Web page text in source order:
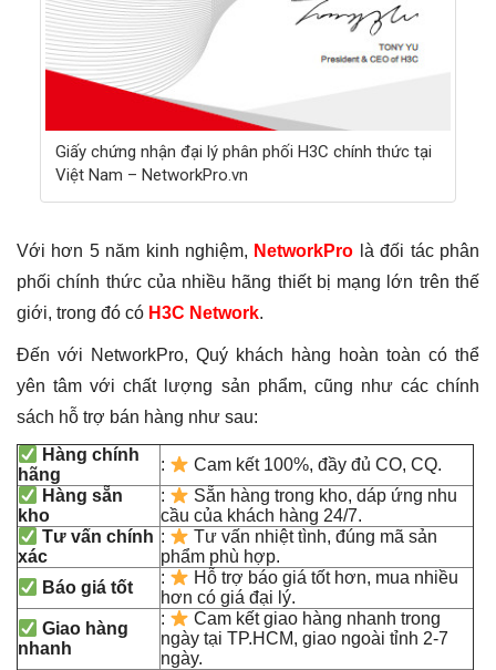
Giấy chứng nhận đại lý phân phối H3C chính thức tại
Việt Nam – NetworkPro.vn
Với hơn 5 năm kinh nghiệm, NetworkPro là đối tác phân
phối chính thức của nhiều hãng thiết bị mạng lớn trên thế
giới, trong đó có H3C Network.
Đến với NetworkPro, Quý khách hàng hoàn toàn có thể
yên tâm với chất lượng sản phẩm, cũng như các chính
sách hỗ trợ bán hàng như sau:
Hàng chính
hãng
:
Cam kết 100%, đầy đủ CO, CQ.
Hàng sẵn
kho
:
Sẵn hàng trong kho, dáp ứng nhu
cầu của khách hàng 24/7.
Tư vấn chính
xác
:
Tư vấn nhiệt tình, đúng mã sản
phẩm phù hợp.
Báo giá tốt
:
Hỗ trợ báo giá tốt hơn, mua nhiều
hơn có giá đại lý.
Giao hàng
nhanh
:
Cam kết giao hàng nhanh trong
ngày tại TP.HCM, giao ngoài tỉnh 2-7
ngày.